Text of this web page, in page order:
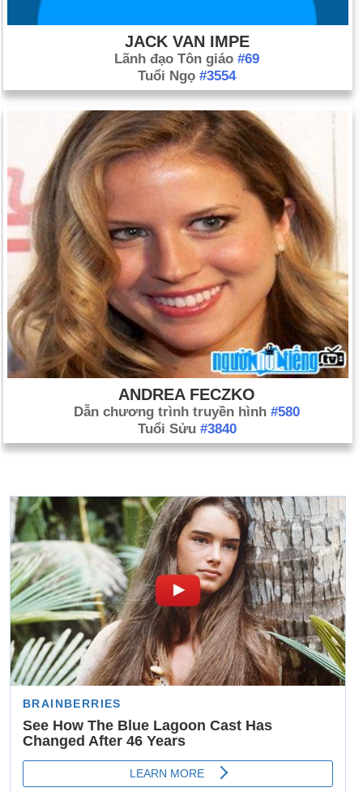
JACK VAN IMPE
Lãnh đạo Tôn giáo #69
Tuổi Ngọ #3554
ANDREA FECZKO
Dẫn chương trình truyền hình #580
Tuổi Sửu #3840